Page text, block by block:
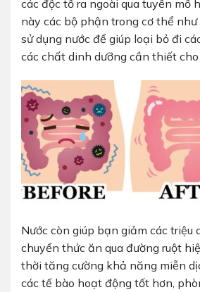
các độc tố ra ngoài qua tuyến mồ
này các bộ phận trong cơ thể
sử dụng nước để giúp loại bỏ đi
các chất dinh dưỡng cần thiết cho
Nước còn giúp bạn giảm các triệu
chuyển thức ăn qua đường ruột
thời tăng cường khả năng miễn
các tế bào hoạt động tốt hơn,